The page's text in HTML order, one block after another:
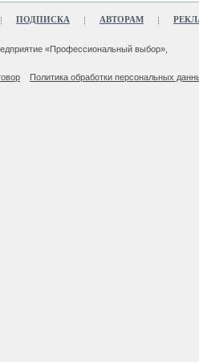
ПОДПИСКА АВТОРАМ
«Профессиональный выбор»,
Политика обработки персональных